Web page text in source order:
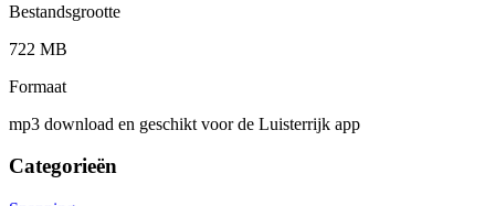
Bestandsgrootte
722 MB
Formaat
mp3 download en geschikt voor de Luisterrijk app
Categorieën